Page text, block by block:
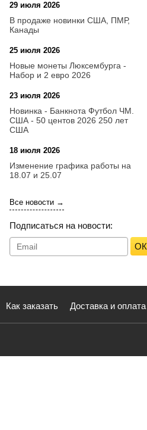
29 июля 2026
В продаже новинки США, ПМР,
Канады
25 июля 2026
Новые монеты Люксембурга -
Набор и 2 евро 2026
23 июля 2026
Новинка - Банкнота Футбол ЧМ.
США - 50 центов 2026 250 лет
США
18 июля 2026
Изменение графика работы на
18.07 и 25.07
Все новости →
Подписаться на новости:
ОК
Как заказать Доставка и оплата